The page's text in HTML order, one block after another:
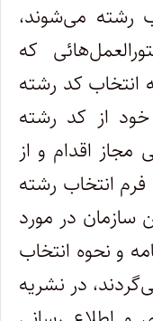
رشته می‌شوند،
که
انتخاب کد رشته
از کد رشته
مجاز اقدام و از
انتخاب رشته
سازمان در مورد
و نحوه انتخاب
در نشریه